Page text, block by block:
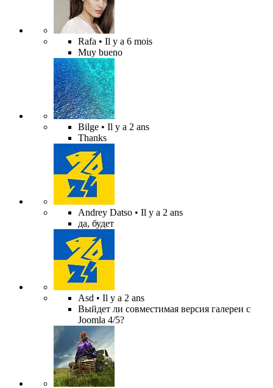
Rafa • Il y a 6 mois
Muy bueno
Bilge • Il y a 2 ans
Thanks
Andrey Datso • Il y a 2 ans
да, будет
Asd • Il y a 2 ans
Выйдет ли совместимая версия галереи с
Joomla 4/5?